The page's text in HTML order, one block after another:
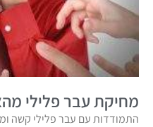
מחיקת עבר פלילי
התמודדות עם עבר פלילי קשה